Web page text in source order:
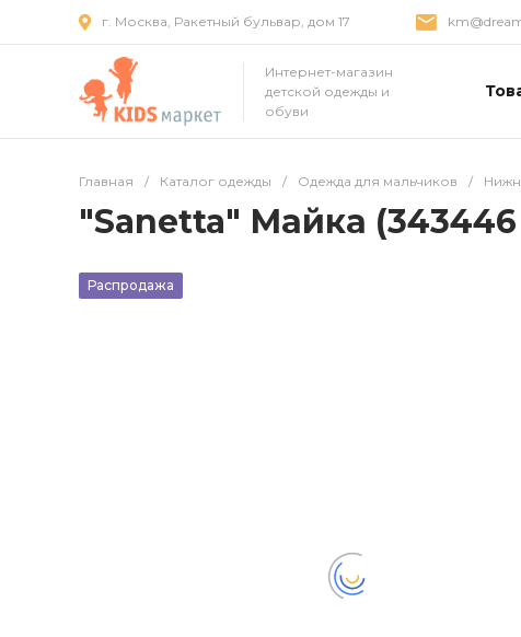
г. Москва, Ракетный бульвар, дом 17
Интернет-магазин
детской одежды и
обуви
Главная / Каталог одежды / Одежда для мальчиков /
"Sanetta" Майка (343446
Распродажа